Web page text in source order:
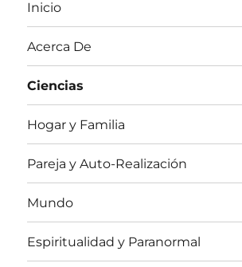
Inicio
Acerca De
Ciencias
Hogar y Familia
Pareja y Auto-Realización
Mundo
Espiritualidad y Paranormal